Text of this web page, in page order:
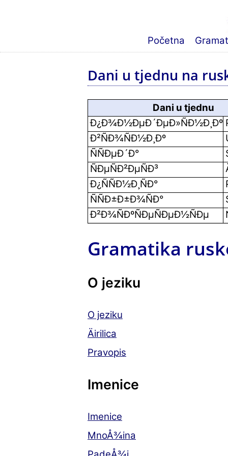
Početna
Dani u tjednu na
Dani u tjednu
Ð¿Ð¾Ð½ÐµÐ´ÐµÐ»ÑÐ½Ð¸Ðº
Ð²ÑÐ¾ÑÐ½Ð¸Ðº
ÑÑÐµÐ´Ð°
ÑÐµÑÐ²ÐµÑÐ³
Ð¿ÑÑÐ½Ð¸ÑÐ°
ÑÑÐ±Ð±Ð¾ÑÐ°
Ð²Ð¾ÑÐºÑÐµÑÐµÐ½ÑÐµ
Gramatika
O jeziku
O jeziku
Äirilica
Pravopis
Imenice
Imenice
MnoÅ¾ina